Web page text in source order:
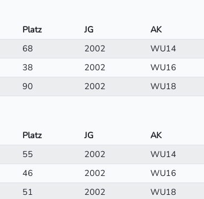
Platz JG AK
68 2002 WU14
38 2002 WU16
90 2002 WU18
Platz JG AK
55 2002 WU14
46 2002 WU16
51 2002 WU18